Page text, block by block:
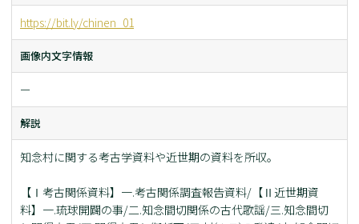
https://bit.ly/chinen_01
画像内文字情報
ー
解説
知念村に関する考古学資料や近世期の資料を所収。
【Ⅰ考古関係資料】一.考古関係調査報告資料/【Ⅱ近世期資
料】一.琉球開闢の事/二.知念間切関係の古代歌謡/三.知念間切